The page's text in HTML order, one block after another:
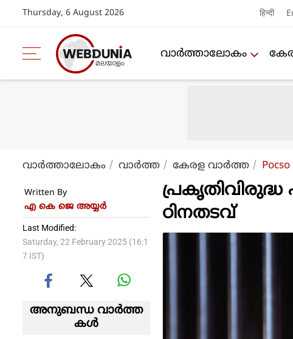
Thursday, 6 August 2026 हिन्दी
വാര്‍ത്താലോകം
വാര്‍ത്താലോകം വാര്‍ത്ത കേരള വാര്‍ത്ത
Written By
എ കെ ജെ അയ്യര്‍
Last Modified:
Saturday, 22 February 2025 (16:1
7 IST)
അനുബന്ധ വാര്‍ത്ത
കള്‍
പ്രകൃതിവിരുദ്ധ
ഠിനതടവ്